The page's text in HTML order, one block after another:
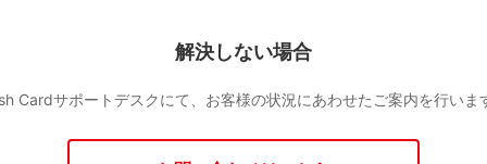
解決しない場合
Cardサポートデスクにて、お客様の状況にあわせたご案内を行いま